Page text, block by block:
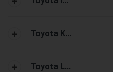
Toyota K...
Toyota L...